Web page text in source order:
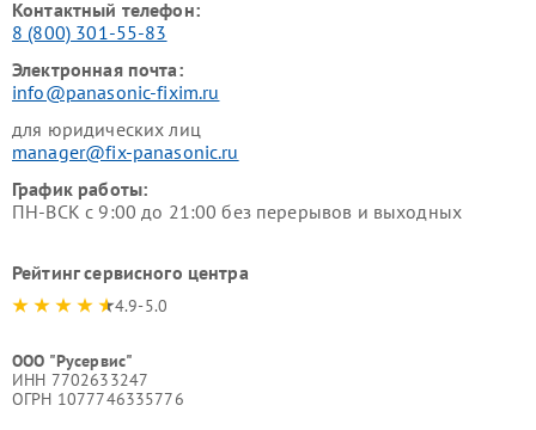
Контактный телефон:
8 (800) 301-55-83
Электронная почта:
info@panasonic-fixim.ru
для юридических лиц
manager@fix-panasonic.ru
График работы:
ПН-ВСК с 9:00 до 21:00 без перерывов и выходных
Рейтинг сервисного центра
4.9-5.0
ООО "Русервис"
ИНН 7702633247
ОГРН 1077746335776